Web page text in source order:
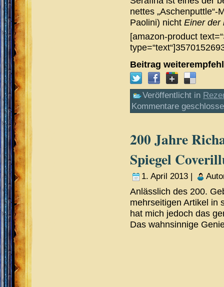
nettes
Paolini) nicht Einer der
[amazon-product
Beitrag
Veröffentlicht in
Kommentare
200 Jahre
Spiegel
1. April 2013 |
Anlässlich des 200.
mehrseitigen Artikel in
hat mich jedoch das
Das wahnsinnige